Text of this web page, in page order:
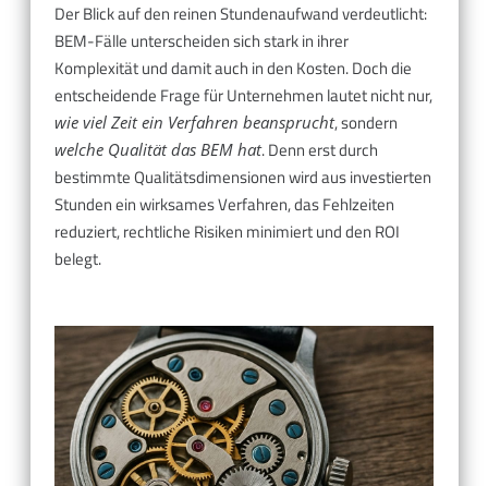
Der Blick auf den reinen Stundenaufwand verdeutlicht:
BEM-Fälle unterscheiden sich stark in ihrer
Komplexität und damit auch in den Kosten. Doch die
entscheidende Frage für Unternehmen lautet nicht nur,
wie viel Zeit ein Verfahren beansprucht, sondern
welche Qualität das BEM hat. Denn erst durch
bestimmte Qualitätsdimensionen wird aus investierten
Stunden ein wirksames Verfahren, das Fehlzeiten
reduziert, rechtliche Risiken minimiert und den ROI
belegt.